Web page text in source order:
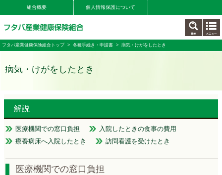
組合概要 個人情報保護について
フタバ産業健康保険組合トップ> 各種手続き・申請書 > 病気・けがをしたとき
病気・けがをしたとき
解説
医療機関での窓口負担
入院したときの食事の費用
療養病床へ入院したとき
訪問看護を受けたとき
医療機関での窓口負担